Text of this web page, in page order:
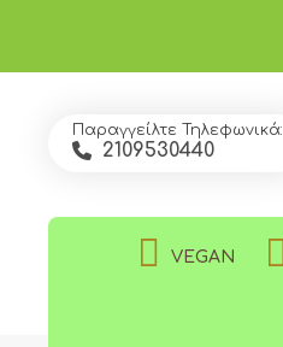
Παραγγείλτε Τηλεφωνικά:
2109530440
VEGAN